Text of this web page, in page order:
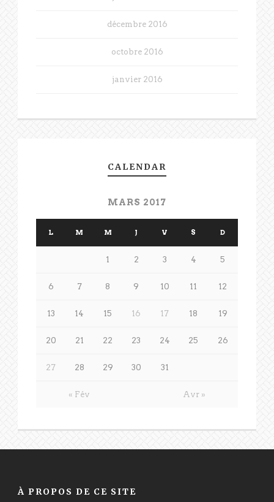
décembre 2016
octobre 2016
janvier 2016
CALENDAR
MARS 2017
L M M J V S D
« Fév Avr »
1 2 3 4 5
6 7 8 9 10 11 12
13 14 15 16 17 18 19
20 21 22 23 24 25 26
27 28 29 30 31
À PROPOS DE CE SITE